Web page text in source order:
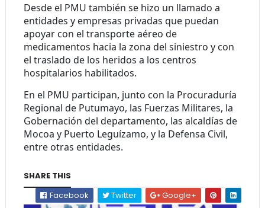
Desde el PMU también se hizo un llamado a
entidades y empresas privadas que puedan
apoyar con el transporte aéreo de
medicamentos hacia la zona del siniestro y con
el traslado de los heridos a los centros
hospitalarios habilitados.
En el PMU participan, junto con la Procuraduría
Regional de Putumayo, las Fuerzas Militares, la
Gobernación del departamento, las alcaldías de
Mocoa y Puerto Leguízamo, y la Defensa Civil,
entre otras entidades.
SHARE THIS
Facebook
Twitter Google+